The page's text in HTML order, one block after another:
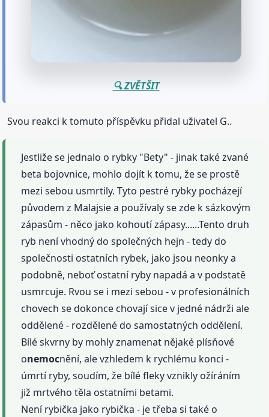
🔍 ZVĚTŠIT
Svou reakci k tomuto příspěvku přidal uživatel G..
Jestliže se jednalo o rybky "Bety" - jinak také zvané
beta bojovnice, mohlo dojít k tomu, že se prostě
mezi sebou usmrtily. Tyto pestré rybky pocházejí
původem z Malajsie a používaly se zde k sázkovým
zápasům - něco jako kohoutí zápasy......Tento druh
ryb není vhodný do společných hejn - tedy do
společnosti ostatních rybek, jako jsou neonky a
podobně, neboť ostatní ryby napadá a v podstatě
usmrcuje. Rvou se i mezi sebou - v profesionálních
chovech se dokonce chovají sice v jedné nádrži ale
oddělené - rozdělené do samostatných oddělení.
Bílé skvrny by mohly znamenat nějaké plísňové
onemocnění, ale vzhledem k rychlému konci -
úmrtí ryby, soudím, že bílé fleky vznikly ožíráním
již mrtvého těla ostatními betami.
Není rybička jako rybička - je třeba si také o